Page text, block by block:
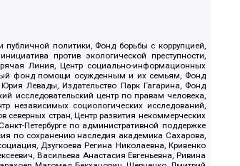
политики, Фонд борьбы с коррупцией,
против экологической преступности,
Линия, Центр социально-информационных
фонд помощи осужденным и их семьям, Фонд
Левады, Издательство Парк Гагарина, Фонд
исследовательский центр по правам человека,
независимых социологических исследований,
стран, Центр развития некоммерческих
Петербурге по административной поддержке
по сохранению наследия академика Сахарова,
Дзугкоева Регина Николаевна, Кривенко
Васильева Анастасия Евгеньевна, Ривина